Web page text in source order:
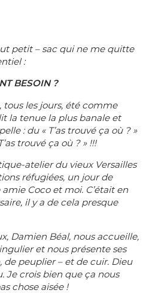
petit – sac qui ne me quitte
:
BESOIN ?
les jours, été comme
la tenue la plus banale et
: du « T’as trouvé ça où ? »
trouvé ça où ? » !!!
atelier du vieux Versailles
réfugiées, un jour de
Coco et moi. C’était en
il y a de cela presque
Damien Béal, nous accueille,
et nous présente ses
de peuplier – et de cuir. Dieu
Je crois bien que ça nous
chose aisée !